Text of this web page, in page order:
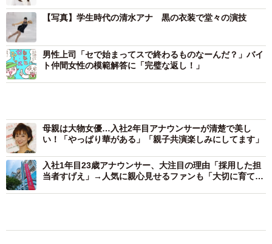
【写真】学生時代の清水アナ 黒の衣装で堂々の演技
男性上司「セで始まってスで終わるものなーんだ？」バイ
ト仲間女性の模範解答に「完璧な返し！」
入社1年目23歳アナウンサー、大注目の理由「採用した担
当者すげえ」→人気に親心見せるファンも「大切に育てて
あげて」